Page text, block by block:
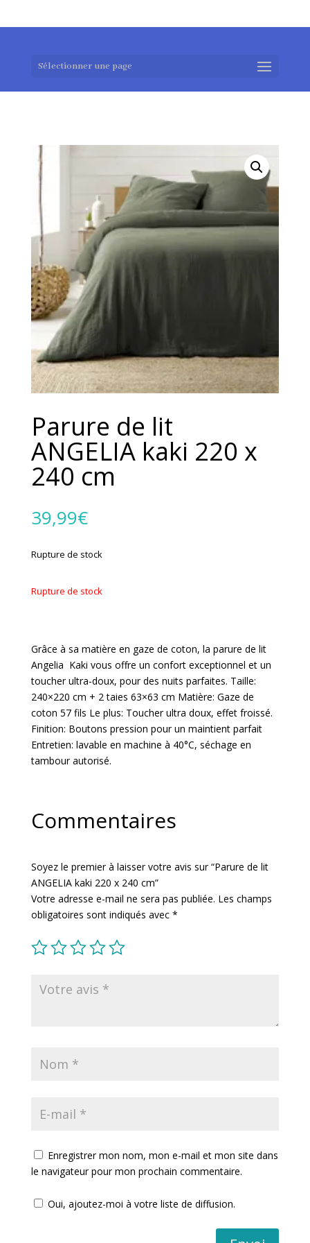
Sélectionner une page
Parure de lit
ANGELIA kaki 220 x
240 cm
39,99€
Rupture de stock
Rupture de stock
Grâce à sa matière en gaze de coton, la parure de lit
Angelia Kaki vous offre un confort exceptionnel et un
toucher ultra-doux, pour des nuits parfaites. Taille:
240×220 cm + 2 taies 63×63 cm Matière: Gaze de
coton 57 fils Le plus: Toucher ultra doux, effet froissé.
Finition: Boutons pression pour un maintient parfait
Entretien: lavable en machine à 40°C, séchage en
tambour autorisé.
Commentaires
Soyez le premier à laisser votre avis sur “Parure de lit
ANGELIA kaki 220 x 240 cm”
Votre adresse e-mail ne sera pas publiée. Les champs
obligatoires sont indiqués avec *
Enregistrer mon nom, mon e-mail et mon site dans
le navigateur pour mon prochain commentaire.
Oui, ajoutez-moi à votre liste de diffusion.